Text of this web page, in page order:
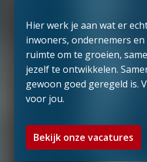
Hier werk je aan wat er
inwoners, ondernemers
ruimte om te groeien,
jezelf te ontwikkelen.
gewoon goed geregeld is.
voor jou.
Bekijk onze vacatures